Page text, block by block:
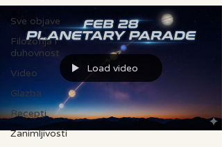
Sve objave
Filozofija i
duhovnost
Video
Glazba
Recepti
Zanimljivosti
Load video